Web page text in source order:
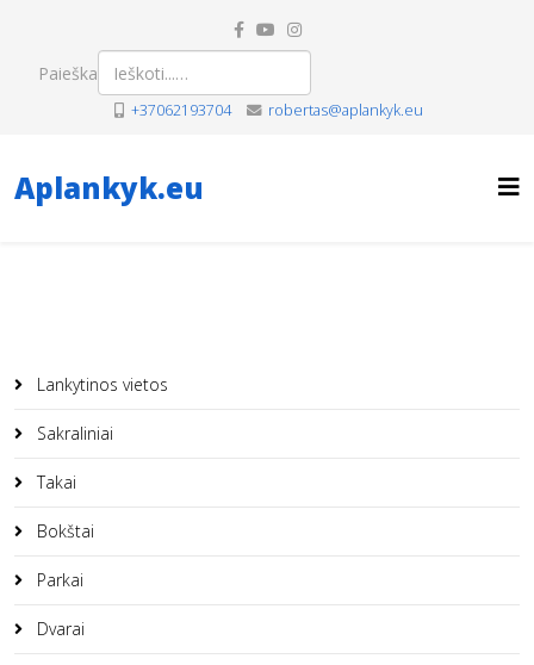
Paieška
+37062193704 robertas@aplankyk.eu
Aplankyk.eu
Lankytinos vietos
Sakraliniai
Takai
Bokštai
Parkai
Dvarai